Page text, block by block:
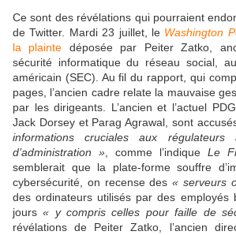
Ce sont des révélations qui pourraient
de Twitter. Mardi 23 juillet, le Washington
la plainte déposée par Peiter Zatko,
sécurité informatique du réseau social,
américain (SEC). Au fil du rapport, qui
pages, l’ancien cadre relate la mauvaise
par les dirigeants. L’ancien et l’actuel
Jack Dorsey et Parag Agrawal, sont
informations cruciales aux régulateurs
d’administration » , comme l’indique Le
semblerait que la plate-forme souffre
cybersécurité, on recense des« serveurs
des ordinateurs utilisés par des employés
jours« y compris celles pour faille de
révélations de Peiter Zatko, l’ancien